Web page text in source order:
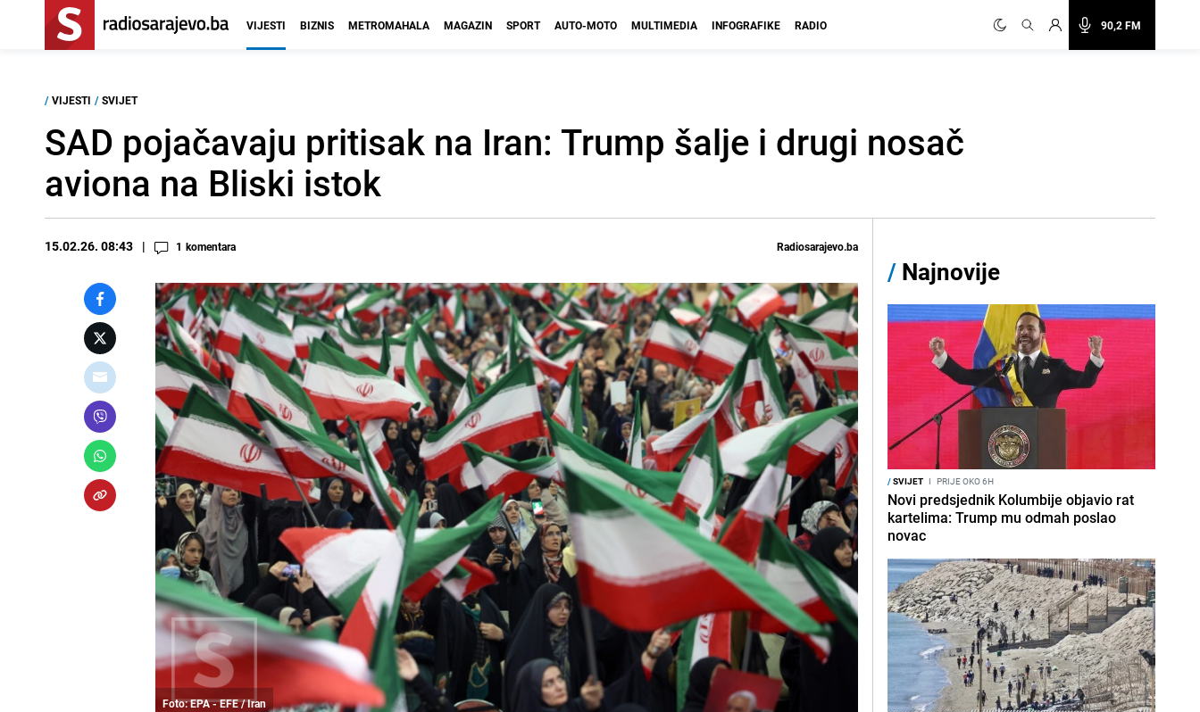
90,2 FM
VIJESTI BIZNIS METROMAHALA MAGAZIN SPORT AUTO-MOTO MULTIMEDIA INFOGRAFIKE RADIO
/ VIJESTI / SVIJET
SAD pojačavaju pritisak na Iran: Trump šalje i drugi nosač
aviona na Bliski istok
15.02.26. 08:43 1 komentara Radiosarajevo.ba
Foto: EPA - EFE / Iran
/ Najnovije
/SVIJET I PRIJE OKO 6H
Novi predsjednik Kolumbije objavio rat
kartelima: Trump mu odmah poslao
novac